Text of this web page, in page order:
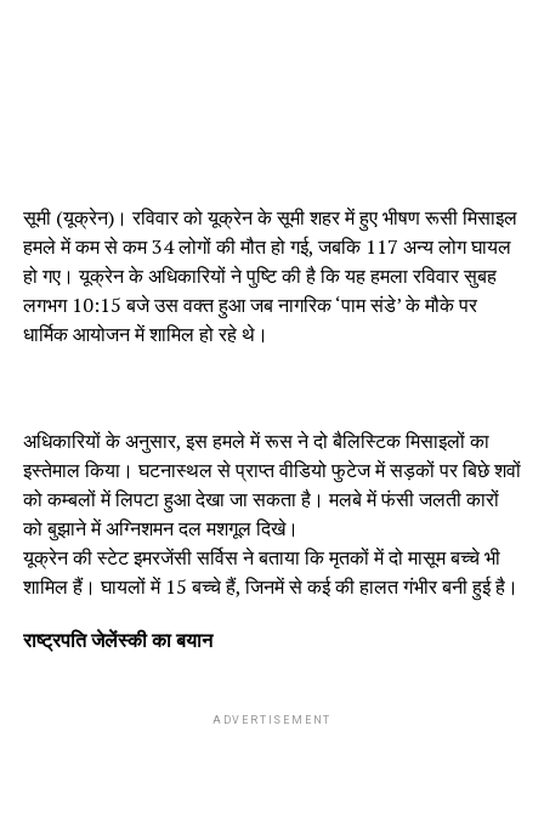
सूमी (यूक्रेन)। रविवार को यूक्रेन के सूमी शहर में हुए भीषण रूसी मिसाइल
हमले में कम से कम 34 लोगों की मौत हो गई, जबकि 117 अन्य लोग घायल
हो गए। यूक्रेन के अधिकारियों ने पुष्टि की है कि यह हमला रविवार सुबह
लगभग 10:15 बजे उस वक्त हुआ जब नागरिक ‘पाम संडे’ के मौके पर
धार्मिक आयोजन में शामिल हो रहे थे।
अधिकारियों के अनुसार, इस हमले में रूस ने दो बैलिस्टिक मिसाइलों का
इस्तेमाल किया। घटनास्थल से प्राप्त वीडियो फुटेज में सड़कों पर बिछे शवों
को कम्बलों में लिपटा हुआ देखा जा सकता है। मलबे में फंसी जलती कारों
को बुझाने में अग्निशमन दल मशगूल दिखे।
यूक्रेन की स्टेट इमरजेंसी सर्विस ने बताया कि मृतकों में दो मासूम बच्चे भी
शामिल हैं। घायलों में 15 बच्चे हैं, जिनमें से कई की हालत गंभीर बनी हुई है।
राष्ट्रपति जेलेंस्की का बयान
ADVERTISEMENT